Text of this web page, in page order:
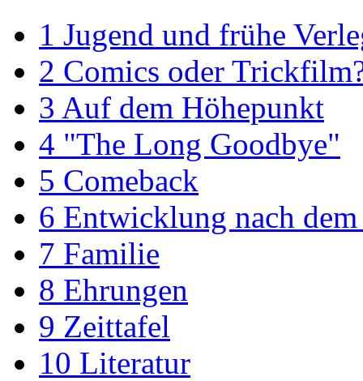
1 Jugend und frühe
2 Comics oder
3 Auf dem Höhepunkt
4 "The Long Goodbye"
5 Comeback
6 Entwicklung nach
7 Familie
8 Ehrungen
9 Zeittafel
10 Literatur